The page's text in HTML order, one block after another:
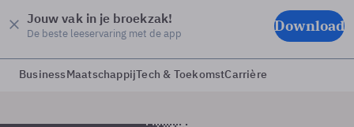
Jouw vak in je broekzak!
De beste leeservaring met de app Download
BusinessMaatschappijTech & ToekomstCarrière